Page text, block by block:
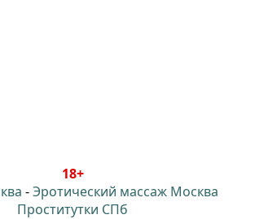
18+
-Эротический массаж Москва
Проститутки СПб